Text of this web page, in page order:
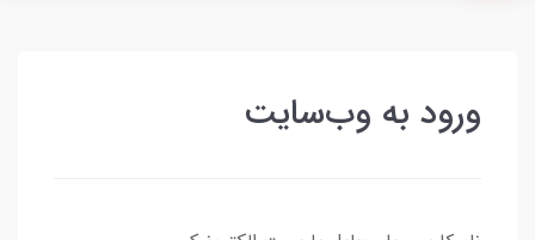
ورود به وب‌سایت